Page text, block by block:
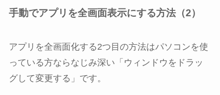
手動でアプリを全画面表示にする方法（2）
アプリを全画面化する2つ目の方法はパソコンを使
っている方ならなじみ深い「ウィンドウをドラッ
グして変更する」です。